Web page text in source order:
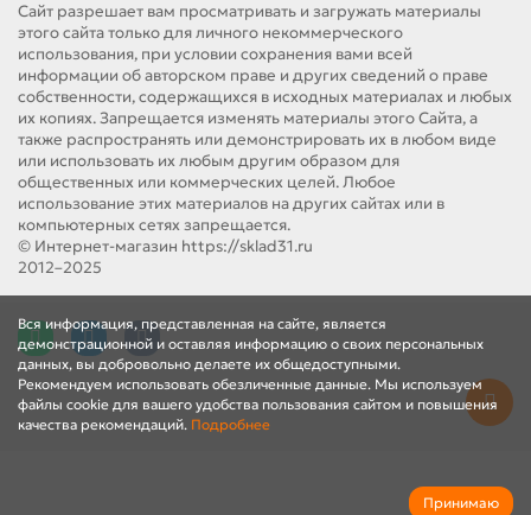
Вся информация, представленная на сайте, является
демонстрационной и оставляя информацию о своих персональных
данных, вы добровольно делаете их общедоступными.
Рекомендуем использовать обезличенные данные. Мы используем
файлы cookie для вашего удобства пользования сайтом и повышения
качества рекомендаций. Подробнее
Принимаю
Сайт разрешает вам просматривать и загружать материалы
этого сайта только для личного некоммерческого
использования, при условии сохранения вами всей
информации об авторском праве и других сведений о праве
собственности, содержащихся в исходных материалах и любых
их копиях. Запрещается изменять материалы этого Сайта, а
также распространять или демонстрировать их в любом виде
или использовать их любым другим образом для
общественных или коммерческих целей. Любое
использование этих материалов на других сайтах или в
компьютерных сетях запрещается.
© Интернет-магазин https://sklad31.ru
2012–2025